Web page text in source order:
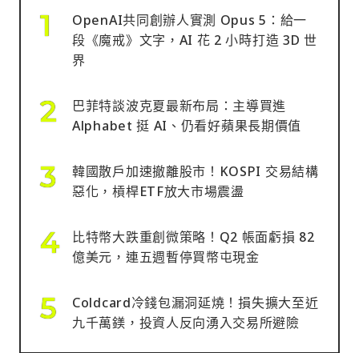
OpenAI共同創辦人實測 Opus 5：給一
段《魔戒》文字，AI 花 2 小時打造 3D 世
界
巴菲特談波克夏最新布局：主導買進
Alphabet 挺 AI、仍看好蘋果長期價值
韓國散戶加速撤離股市！KOSPI 交易結構
惡化，槓桿ETF放大市場震盪
比特幣大跌重創微策略！Q2 帳面虧損 82
億美元，連五週暫停買幣屯現金
Coldcard冷錢包漏洞延燒！損失擴大至近
九千萬鎂，投資人反向湧入交易所避險